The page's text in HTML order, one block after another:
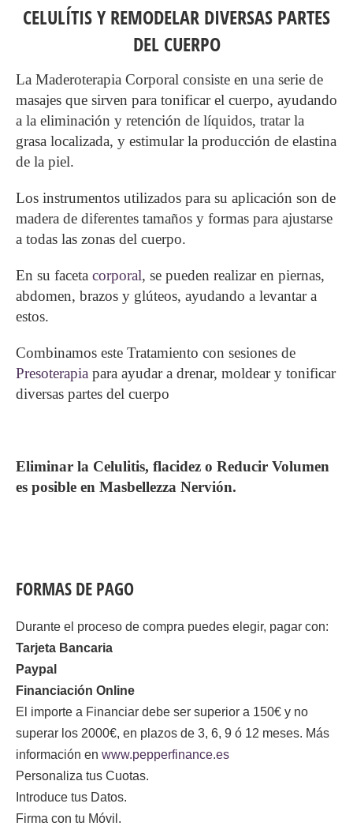
CELULÍTIS Y REMODELAR DIVERSAS PARTES
DEL CUERPO
La Maderoterapia Corporal consiste en una serie de
masajes que sirven para tonificar el cuerpo, ayudando
a la eliminación y retención de líquidos, tratar la
grasa localizada, y estimular la producción de elastina
de la piel.
Los instrumentos utilizados para su aplicación son de
madera de diferentes tamaños y formas para ajustarse
a todas las zonas del cuerpo.
En su faceta corporal, se pueden realizar en piernas,
abdomen, brazos y glúteos, ayudando a levantar a
estos.
Combinamos este Tratamiento con sesiones de
Presoterapia para ayudar a drenar, moldear y tonificar
diversas partes del cuerpo
Eliminar la Celulitis, flacidez o Reducir Volumen
es posible en Masbellezza Nervión.
FORMAS DE PAGO
Durante el proceso de compra puedes elegir, pagar con:
Tarjeta Bancaria
Paypal
Financiación Online
El importe a Financiar debe ser superior a 150€ y no
superar los 2000€, en plazos de 3, 6, 9 ó 12 meses. Más
información en www.pepperfinance.es
Personaliza tus Cuotas.
Introduce tus Datos.
Firma con tu Móvil.